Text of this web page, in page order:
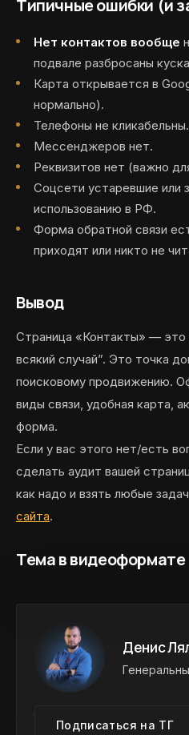
Типичные ошибки (и
Нет контактов вообще
подвале разбросаны
Карта открывается в
нормально).
Телефоны не кликабельны.
Мессенджеров нет.
Реквизитов нет (важно
Соцсети устаревшие или
использованию в РФ.
Форма обратной связи
приходят или никто не
Вывод
Страница «Контакты» — это
всякий случай”. Это точка
поисковому продвижению.
виды связи, удобная карта,
форма.
Если у вас этого нет/есть
сделать аудит вашей
как надо и взять любые
сайта.
Тема в видеоформате
Денис
Подписаться на ТГ